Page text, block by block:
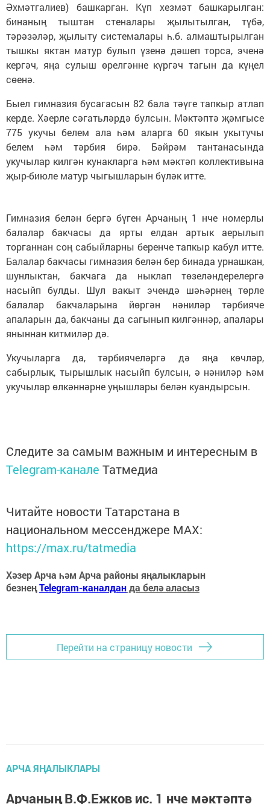
Әхмәтгалиев) башкарган. Күп хезмәт башкарылган:
бинаның тыштан стеналары җылытылган, түбә,
тәрәзәләр, җылыту системалары һ.б. алмаштырылган
тышкы яктан матур булып үзенә дәшеп торса, эченә
кергәч, яңа сулыш өрелгәнне күргәч тагын да күңел
сөенә.
Быел гимназия бусагасын 82 бала тәүге тапкыр атлап
керде. Хәерле сәгатьләрдә булсын. Мәктәптә җәмгысе
775 укучы белем ала һәм аларга 60 якын укытучы
белем һәм тәрбия бирә. Бәйрәм тантанасында
укучылар килгән кунакларга һәм мәктәп коллективына
җыр-биюле матур чыгышларын бүләк итте.
Гимназия белән бергә бүген Арчаның 1 нче номерлы
балалар бакчасы да ярты елдан артык аерылып
торганнан соң сабыйларны беренче тапкыр кабул итте.
Балалар бакчасы гимназия белән бер бинада урнашкан,
шунлыктан, бакчага да ныклап төзеләндерелергә
насыйп булды. Шул вакыт эчендә шәһәрнең төрле
балалар бакчаларына йөргән нәниләр тәрбияче
апаларын да, бакчаны да сагынып килгәннәр, апалары
яныннан китмиләр дә.
Укучыларга да, тәрбиячеләргә дә яңа көчләр,
сабырлык, тырышлык насыйп булсын, ә нәниләр һәм
укучылар өлкәннәрне уңышлары белән куандырсын.
Следите за самым важным и интересным в
Telegram-канале Татмедиа
Читайте новости Татарстана в
национальном мессенджере MАХ:
https://max.ru/tatmedia
Хәзер Арча һәм Арча районы яңалыкларын
безнеңTelegram-каналданда белә аласыз
Перейти на страницу новости
АРЧА ЯҢАЛЫКЛАРЫ
Арчаның В.Ф.Ежков ис. 1 нче мәктәптә